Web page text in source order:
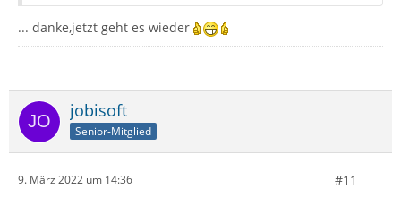
... danke,jetzt geht es wieder
jobisoft
Senior-Mitglied
9. März 2022 um 14:36 #11